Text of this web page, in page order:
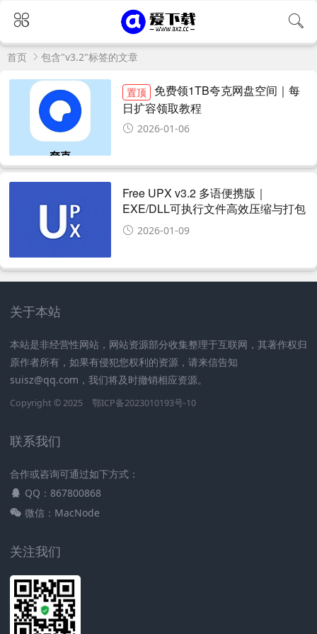
首页 包含"v3.2"标签的文章
置顶
免费领1TB夸克网盘空间｜每
日扩容领取教程
2026-01-06
Free UPX v3.2 多语便携版｜
EXE/DLL可执行文件高效压缩与打包
工具2026-01-09
关于本站
本站是非经营性网站，网站资源部分收集整理于互联网，其著作权归
原作者所有，如果有侵犯您权利的资源，请来信告知
suisz@qq.com，我们将及时撤销相应资源。
Copyright © 2025 鄂ICP备2023010193号-10
联系我们
合作或咨询可通过如下方式：
QQ：867800868
微信：MacNode
关注我们